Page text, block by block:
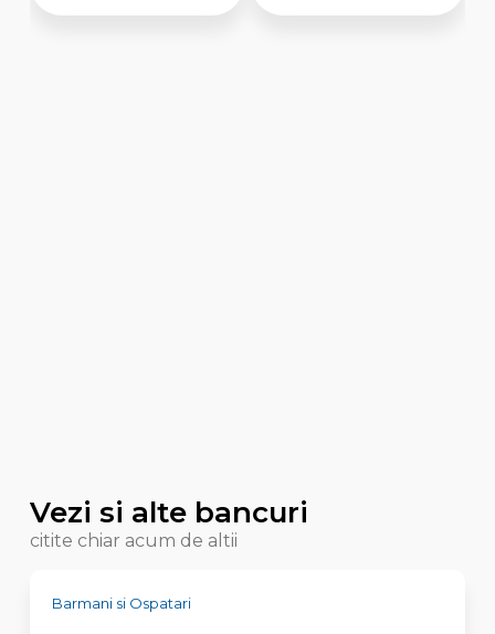
Vezi si alte bancuri
citite chiar acum de altii
Barmani si Ospatari